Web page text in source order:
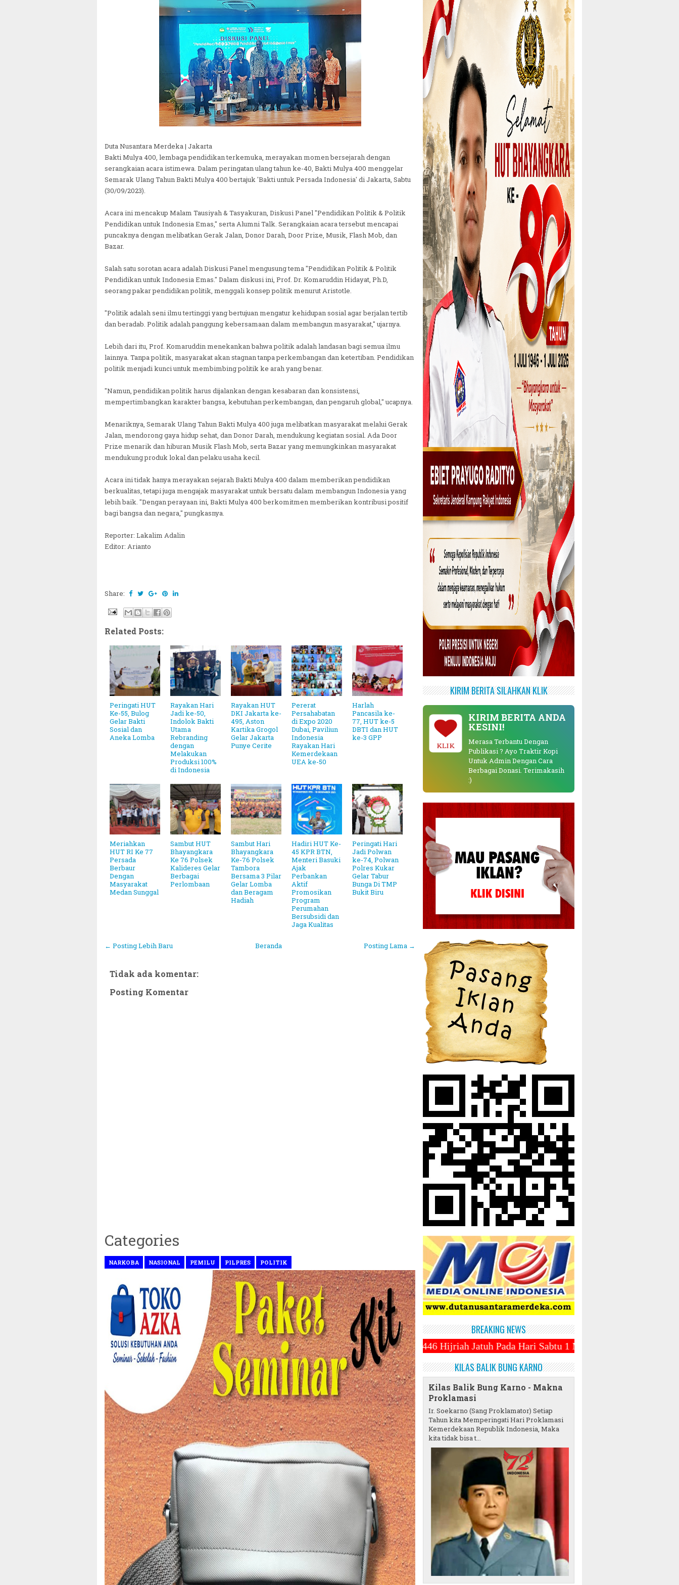
Duta Nusantara Merdeka | Jakarta
Bakti Mulya 400, lembaga pendidikan terkemuka, merayakan momen bersejarah dengan
serangkaian acara istimewa. Dalam peringatan ulang tahun ke-40, Bakti Mulya 400 menggelar
Semarak Ulang Tahun Bakti Mulya 400 bertajuk 'Bakti untuk Persada Indonesia' di Jakarta, Sabtu
(30/09/2023).
Acara ini mencakup Malam Tausiyah & Tasyakuran, Diskusi Panel "Pendidikan Politik & Politik
Pendidikan untuk Indonesia Emas," serta Alumni Talk. Serangkaian acara tersebut mencapai
puncaknya dengan melibatkan Gerak Jalan, Donor Darah, Door Prize, Musik, Flash Mob, dan
Bazar.
Salah satu sorotan acara adalah Diskusi Panel mengusung tema "Pendidikan Politik & Politik
Pendidikan untuk Indonesia Emas." Dalam diskusi ini, Prof. Dr. Komaruddin Hidayat, Ph.D,
seorang pakar pendidikan politik, menggali konsep politik menurut Aristotle.
"Politik adalah seni ilmu tertinggi yang bertujuan mengatur kehidupan sosial agar berjalan tertib
dan beradab. Politik adalah panggung kebersamaan dalam membangun masyarakat," ujarnya.
Lebih dari itu, Prof. Komaruddin menekankan bahwa politik adalah landasan bagi semua ilmu
lainnya. Tanpa politik, masyarakat akan stagnan tanpa perkembangan dan ketertiban. Pendidikan
politik menjadi kunci untuk membimbing politik ke arah yang benar.
"Namun, pendidikan politik harus dijalankan dengan kesabaran dan konsistensi,
mempertimbangkan karakter bangsa, kebutuhan perkembangan, dan pengaruh global," ucapnya.
Menariknya, Semarak Ulang Tahun Bakti Mulya 400 juga melibatkan masyarakat melalui Gerak
Jalan, mendorong gaya hidup sehat, dan Donor Darah, mendukung kegiatan sosial. Ada Door
Prize menarik dan hiburan Musik Flash Mob, serta Bazar yang memungkinkan masyarakat
mendukung produk lokal dan pelaku usaha kecil.
Acara ini tidak hanya merayakan sejarah Bakti Mulya 400 dalam memberikan pendidikan
berkualitas, tetapi juga mengajak masyarakat untuk bersatu dalam membangun Indonesia yang
lebih baik. "Dengan perayaan ini, Bakti Mulya 400 berkomitmen memberikan kontribusi positif
bagi bangsa dan negara," pungkasnya.
Reporter: Lakalim Adalin
Editor: Arianto
Share:
Related Posts:
Peringati HUT
Ke-55, Bulog
Gelar Bakti
Sosial dan
Aneka Lomba
Rayakan Hari
Jadi ke-50,
Indolok Bakti
Utama
Rebranding
dengan
Melakukan
Produksi 100%
di Indonesia
Rayakan HUT
DKI Jakarta ke-
495, Aston
Kartika Grogol
Gelar Jakarta
Punye Cerite
Pererat
Persahabatan
di Expo 2020
Dubai, Paviliun
Indonesia
Rayakan Hari
Kemerdekaan
UEA ke-50
Harlah
Pancasila ke-
77, HUT ke-5
DBTI dan HUT
ke-3 GPP
Meriahkan
HUT RI Ke 77
Persada
Berbaur
Dengan
Masyarakat
Medan Sunggal
Sambut HUT
Bhayangkara
Ke 76 Polsek
Kalideres Gelar
Berbagai
Perlombaan
Sambut Hari
Bhayangkara
Ke-76 Polsek
Tambora
Bersama 3 Pilar
Gelar Lomba
dan Beragam
Hadiah
Hadiri HUT Ke-
45 KPR BTN,
Menteri Basuki
Ajak
Perbankan
Aktif
Promosikan
Program
Perumahan
Bersubsidi dan
Jaga Kualitas
Peringati Hari
Jadi Polwan
ke-74, Polwan
Polres Kukar
Gelar Tabur
Bunga Di TMP
Bukit Biru
← Posting Lebih Baru Posting Lama →
Beranda
Tidak ada komentar:
Posting Komentar
Categories
NARKOBA NASIONAL PEMILU PILPRES POLITIK
KIRIM BERITA SILAHKAN KLIK
KLIK
KIRIM BERITA ANDA
KESINI!
Merasa Terbantu Dengan
Publikasi ? Ayo Traktir Kopi
Untuk Admin Dengan Cara
Berbagai Donasi. Terimakasih
:)
BREAKING NEWS
~||~ Muhammadiyah Tetapkan 1 Ramadhan 1446 Hijriah Jatuh Pada Hari Sabtu 1 Maret 2025 ~||~ 1 Syawal Jatuh Pada
KILAS BALIK BUNG KARNO
Kilas Balik Bung Karno - Makna
Proklamasi
Ir. Soekarno (Sang Proklamator) Setiap
Tahun kita Memperingati Hari Proklamasi
Kemerdekaan Republik Indonesia, Maka
kita tidak bisa t...